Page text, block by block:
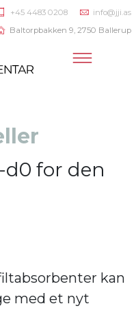
+45 4483 0208
info@jji.as
Baltorpbakken 9, 2750 Ballerup
d0 for den
kan
med et nyt